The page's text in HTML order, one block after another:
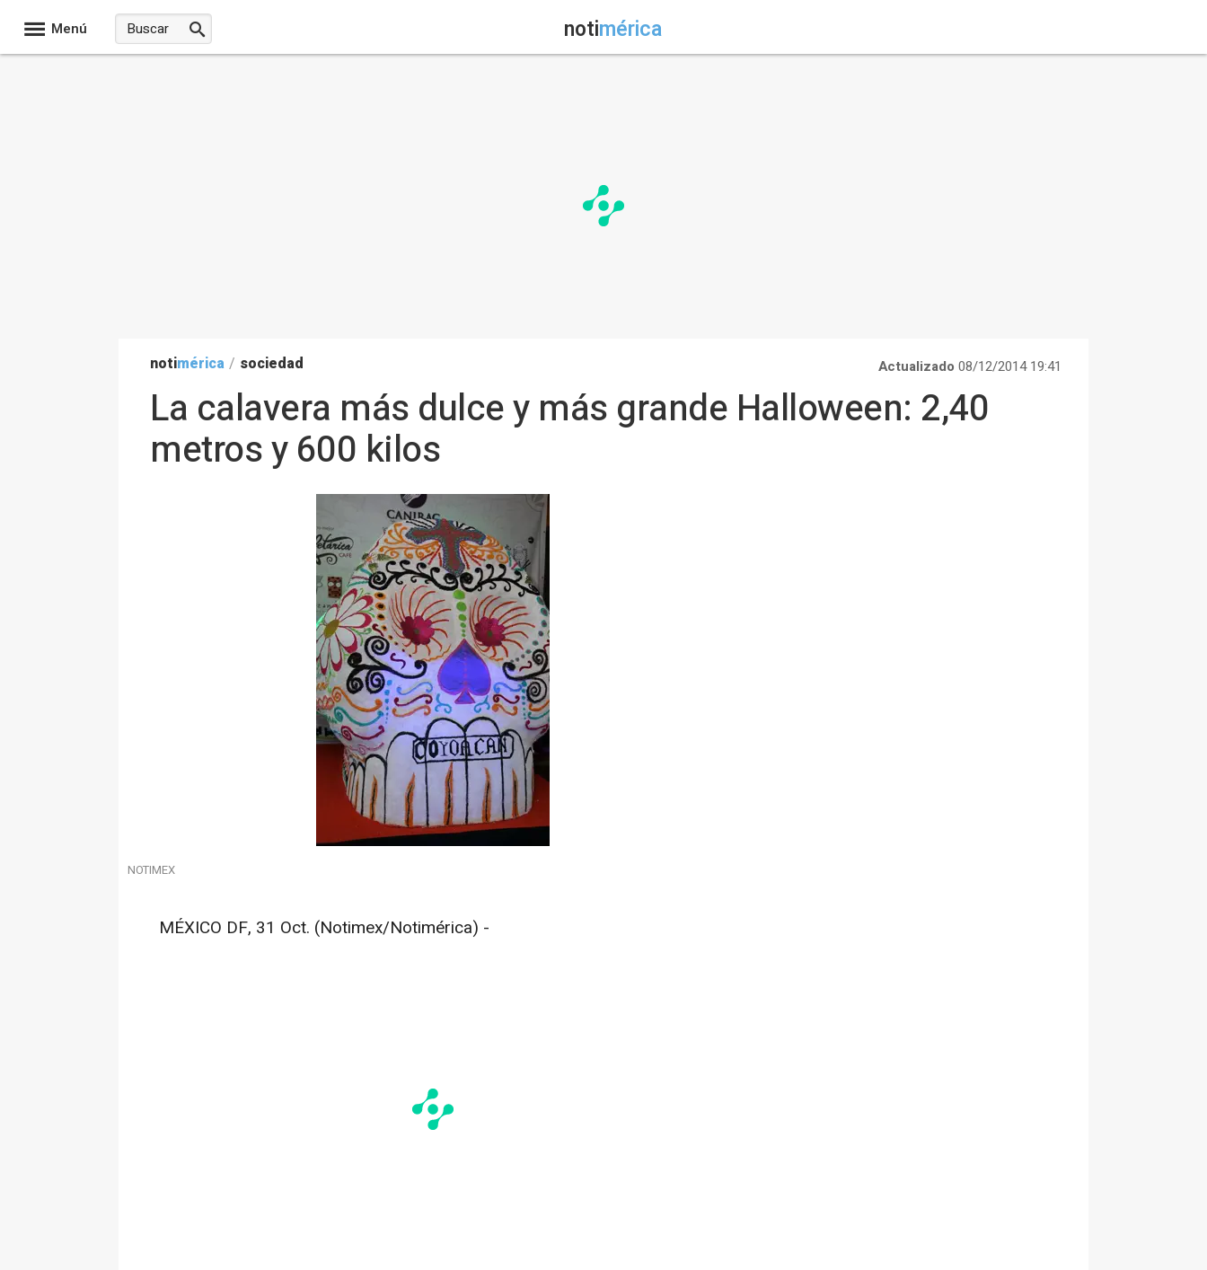
Menú notimérica
notimérica / sociedad Actualizado 08/12/2014 19:41
La calavera más dulce y más grande Halloween: 2,40
metros y 600 kilos
NOTIMEX
MÉXICO DF, 31 Oct. (Notimex/Notimérica) -